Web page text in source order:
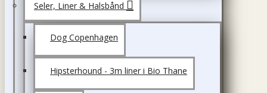
Seler, Liner & Halsbånd
Dog Copenhagen
Hipsterhound - 3m liner i Bio Thane